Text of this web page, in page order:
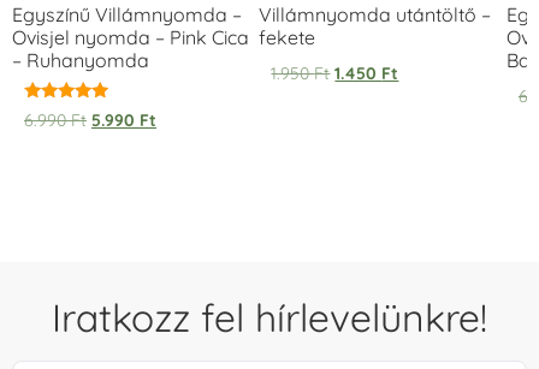
Egyszínű Villámnyomda –
Ovisjel nyomda – Pink Cica
– Ruhanyomda
Értékelés:
5.00
6.990Ft 5.990 Ft
Villámnyomda utántöltő –
fekete
1.950Ft 1.450 Ft
Iratkozz fel hírlevelünkre!